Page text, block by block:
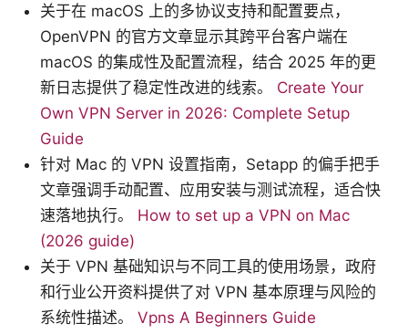
关于在 macOS 上的多协议支持和配置要点，
OpenVPN 的官方文章显示其跨平台客户端在
macOS 的集成性及配置流程，结合 2025 年的更
新日志提供了稳定性改进的线索。 Create Your
Own VPN Server in 2026: Complete Setup
Guide
针对 Mac 的 VPN 设置指南，Setapp 的偏手把手
文章强调手动配置、应用安装与测试流程，适合快
速落地执行。 How to set up a VPN on Mac
(2026 guide)
关于 VPN 基础知识与不同工具的使用场景，政府
和行业公开资料提供了对 VPN 基本原理与风险的
系统性描述。 Vpns A Beginners Guide